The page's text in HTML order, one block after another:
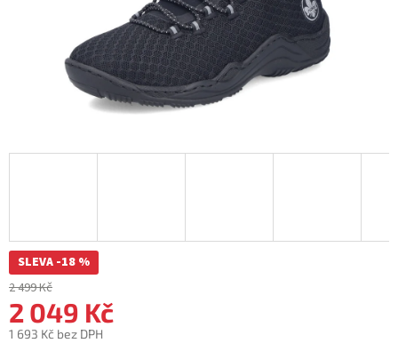
SLEVA -18 %
2 499 Kč
2 049 Kč
1 693 Kč bez DPH